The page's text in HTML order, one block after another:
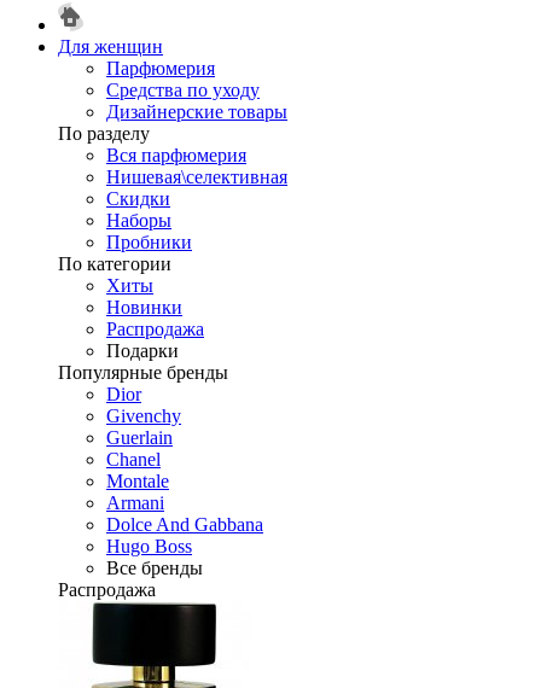
Для женщин
Парфюмерия
Средства по уходу
Дизайнерские товары
По разделу
Вся парфюмерия
Нишевая\селективная
Скидки
Наборы
Пробники
По категории
Хиты
Новинки
Распродажа
Подарки
Популярные бренды
Dior
Givenchy
Guerlain
Chanel
Montale
Armani
Dolce And Gabbana
Hugo Boss
Все бренды
Распродажа